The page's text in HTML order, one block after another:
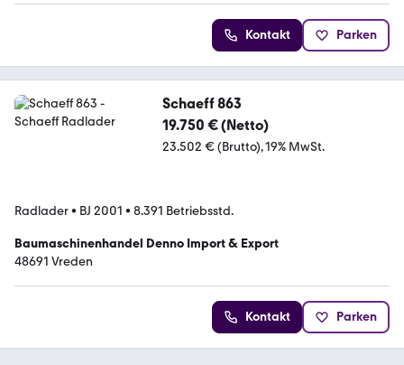
Kontakt Parken
Schaeff 863
19.750 € (Netto)
23.502 € (Brutto) 19% MwSt.
Radlader• BJ 2001 • 8.391 Betriebsstd.
Baumaschinenhandel Denno Import & Export
48691 Vreden
Kontakt Parken